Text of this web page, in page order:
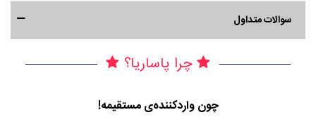
سوالات متداول
چرا پاساریا؟
چون واردکننده‌ی مستقیمه!